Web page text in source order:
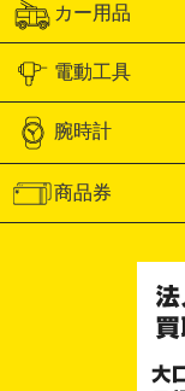
カー用品
電動工具
腕時計
商品券